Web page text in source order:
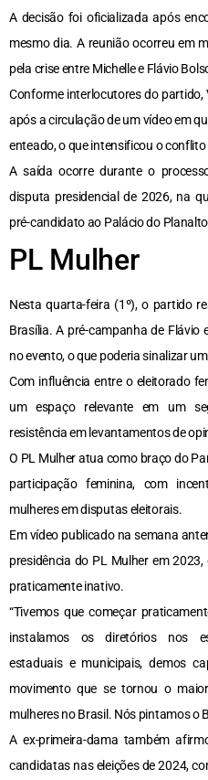
A decisão foi oficializada após
mesmo dia. A reunião ocorreu em
pela crise entre Michelle e Flávio
Conforme interlocutores do
após a circulação de um vídeo em
enteado, o que intensificou o
A saída ocorre durante o
disputa presidencial de 2026, na
pré-candidato ao Palácio do
PL Mulher
Nesta quarta-feira (1º), o partido
Brasília. A pré-campanha de Flávio
no evento, o que poderia sinalizar
Com influência entre o eleitorado
um espaço relevante em um
resistência em levantamentos de
O PL Mulher atua como braço do
participação feminina, com
mulheres em disputas eleitorais.
Em vídeo publicado na semana
presidência do PL Mulher em
praticamente inativo.
“Tivemos que começar
instalamos os diretórios nos
estaduais e municipais, demos
movimento que se tornou o
mulheres no Brasil. Nós pintamos o
A ex-primeira-dama também
candidatas nas eleições de 2024,